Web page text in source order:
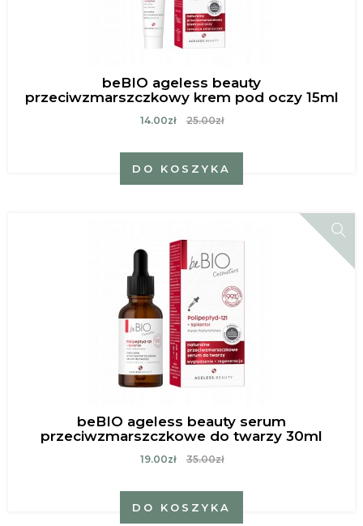
beBIO ageless beauty
przeciwzmarszczkowy krem pod oczy 15ml
14.00zł 25.00zł
DO KOSZYKA
beBIO ageless beauty serum
przeciwzmarszczkowe do twarzy 30ml
19.00zł 35.00zł
DO KOSZYKA